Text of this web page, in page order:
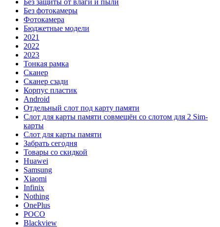
Без фотокамеры
Фотокамера
Бюджетные модели
2021
2022
2023
Тонкая рамка
Сканер
Сканер сзади
Корпус пластик
Android
Отдельный слот под карту памяти
Слот для карты памяти совмещён со слотом для 2 Sim-
карты
Слот для карты памяти
Забрать сегодня
Товары со скидкой
Huawei
Samsung
Xiaomi
Infinix
Nothing
OnePlus
POCO
Blackview